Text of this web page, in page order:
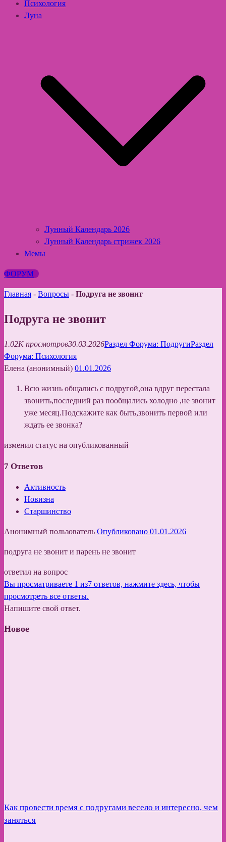
Психология
Луна
Лунный Календарь 2026
Лунный Календарь стрижек 2026
Мемы
ФОРУМ
Главная - Вопросы - Подруга не звонит
Подруга не звонит
1.02K просмотров30.03.2026Раздел Форума: ПодругиРаздел
Форума: Психология
Елена (анонимный) 01.01.2026
Всю жизнь общались с подругой,она вдруг перестала
звонить,последний раз пообщались холодно ,не звонит
уже месяц.Подскажите как быть,звонить первой или
ждать ее звонка?
изменил статус на опубликованный
7 Ответов
Активность
Новизна
Старшинство
Анонимный пользователь Опубликовано 01.01.2026
подруга не звонит и парень не звонит
ответил на вопрос
Вы просматриваете 1 из7 ответов, нажмите здесь, чтобы
просмотреть все ответы.
Напишите свой ответ.
Новое
Как провести время с подругами весело и интересно, чем
заняться